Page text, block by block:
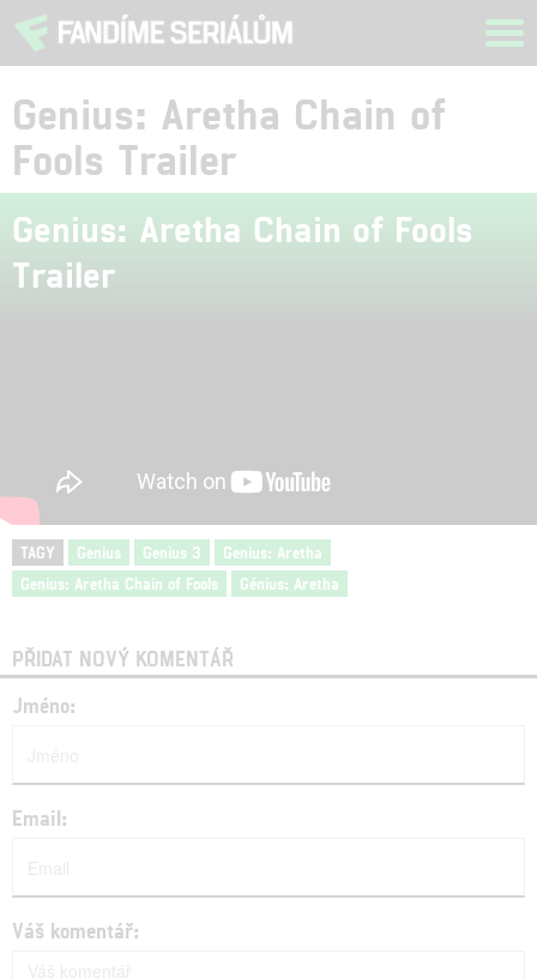
Genius: Aretha Chain of
Fools Trailer
Genius: Aretha Chain of Fools
Trailer
TAGY Genius Genius 3
Genius: Aretha
Genius: Aretha Chain of Fools
Génius: Aretha
PŘIDAT NOVÝ KOMENTÁŘ
Jméno:
Email:
Váš komentář: